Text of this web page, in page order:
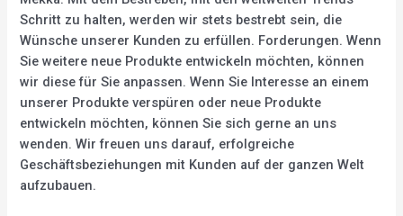
Schritt zu halten, werden wir stets bestrebt sein, die
Wünsche unserer Kunden zu erfüllen. Forderungen. Wenn
Sie weitere neue Produkte entwickeln möchten, können
wir diese für Sie anpassen. Wenn Sie Interesse an einem
unserer Produkte verspüren oder neue Produkte
entwickeln möchten, können Sie sich gerne an uns
wenden. Wir freuen uns darauf, erfolgreiche
Geschäftsbeziehungen mit Kunden auf der ganzen Welt
aufzubauen.